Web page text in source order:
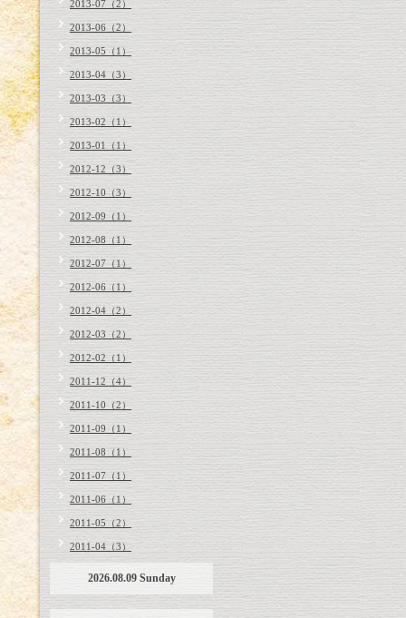
2013-07（2）
2013-06（2）
2013-05（1）
2013-04（3）
2013-03（3）
2013-02（1）
2013-01（1）
2012-12（3）
2012-10（3）
2012-09（1）
2012-08（1）
2012-07（1）
2012-06（1）
2012-04（2）
2012-03（2）
2012-02（1）
2011-12（4）
2011-10（2）
2011-09（1）
2011-08（1）
2011-07（1）
2011-06（1）
2011-05（2）
2011-04（3）
2026.08.09 Sunday